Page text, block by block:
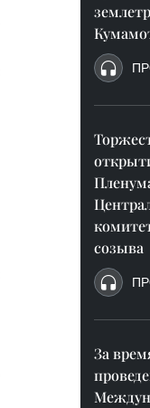
созыва
За